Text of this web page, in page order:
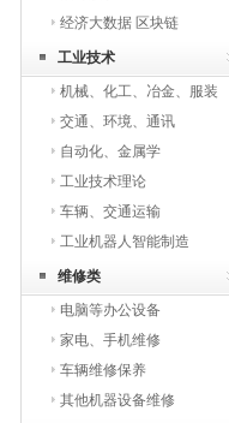
经济大数据 区块链
工业技术
机械、化工、冶金、服装
交通、环境、通讯
自动化、金属学
工业技术理论
车辆、交通运输
工业机器人智能制造
维修类
电脑等办公设备
家电、手机维修
车辆维修保养
其他机器设备维修